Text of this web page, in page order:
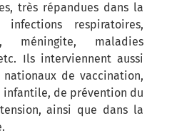
très répandues dans la
respiratoires,
méningite, maladies
Ils interviennent aussi
nationaux de vaccination,
de prévention du
ainsi que dans la